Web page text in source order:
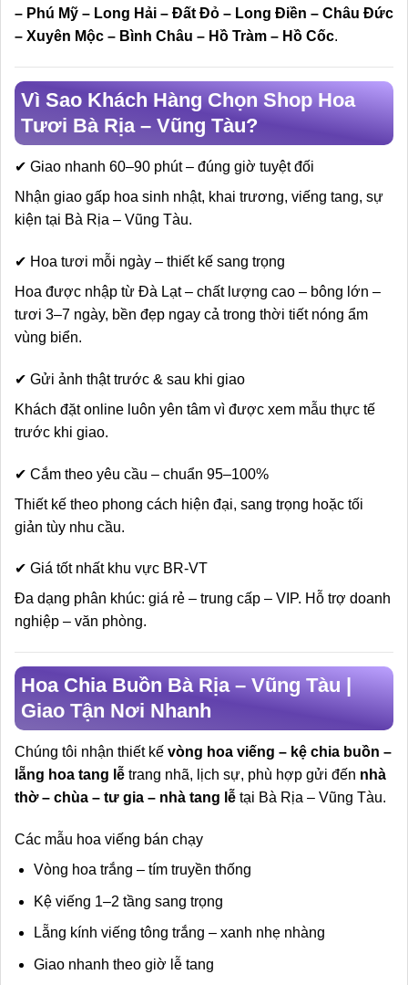
– Phú Mỹ – Long Hải – Đất Đỏ – Long Điền – Châu Đức
– Xuyên Mộc – Bình Châu – Hồ Tràm – Hồ Cốc.
Vì Sao Khách Hàng Chọn Shop Hoa
Tươi Bà Rịa – Vũng Tàu?
✔ Giao nhanh 60–90 phút – đúng giờ tuyệt đối
Nhận giao gấp hoa sinh nhật, khai trương, viếng tang, sự
kiện tại Bà Rịa – Vũng Tàu.
✔ Hoa tươi mỗi ngày – thiết kế sang trọng
Hoa được nhập từ Đà Lạt – chất lượng cao – bông lớn –
tươi 3–7 ngày, bền đẹp ngay cả trong thời tiết nóng ẩm
vùng biển.
✔ Gửi ảnh thật trước & sau khi giao
Khách đặt online luôn yên tâm vì được xem mẫu thực tế
trước khi giao.
✔ Cắm theo yêu cầu – chuẩn 95–100%
Thiết kế theo phong cách hiện đại, sang trọng hoặc tối
giản tùy nhu cầu.
✔ Giá tốt nhất khu vực BR-VT
Đa dạng phân khúc: giá rẻ – trung cấp – VIP. Hỗ trợ doanh
nghiệp – văn phòng.
Hoa Chia Buồn Bà Rịa – Vũng Tàu |
Giao Tận Nơi Nhanh
Chúng tôi nhận thiết kế vòng hoa viếng – kệ chia buồn –
lẵng hoa tang lễ trang nhã, lịch sự, phù hợp gửi đến nhà
thờ – chùa – tư gia – nhà tang lễ tại Bà Rịa – Vũng Tàu.
Các mẫu hoa viếng bán chạy
Vòng hoa trắng – tím truyền thống
Kệ viếng 1–2 tầng sang trọng
Lẵng kính viếng tông trắng – xanh nhẹ nhàng
Giao nhanh theo giờ lễ tang